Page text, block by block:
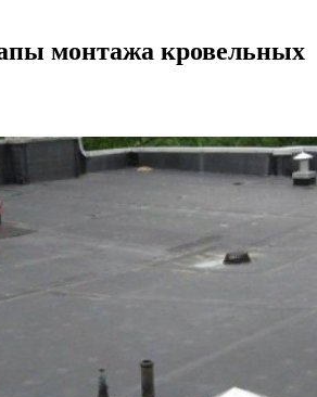
монтажа кровельных